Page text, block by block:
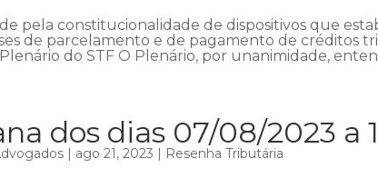
pela constitucionalidade de dispositivos que
de parcelamento e de pagamento de créditos
do STF O Plenário, por unanimidade,
dos dias 07/08/2023 a
| ago 21, 2023 | Resenha Tributária